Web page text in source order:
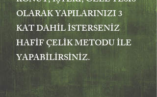
OLARAK YAPILARINIZI 3
KAT DAHİL İSTERSENİZ
HAFİF ÇELİK METODU İLE
YAPABİLİRSİNİZ.